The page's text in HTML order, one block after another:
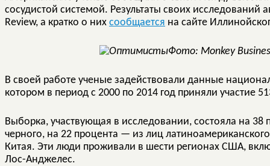
сосудистой системой. Результаты своих исследований
Review, а кратко о них сообщается на сайте
Фото: Monkey
В своей работе ученые задействовали данные
котором в период с 2000 по 2014 год приняли участие
Выборка, участвующая в исследовании, состояла на
черного, на 22 процента — из лиц
Китая. Эти люди проживали в шести регионах США,
Лос-Анджелес.